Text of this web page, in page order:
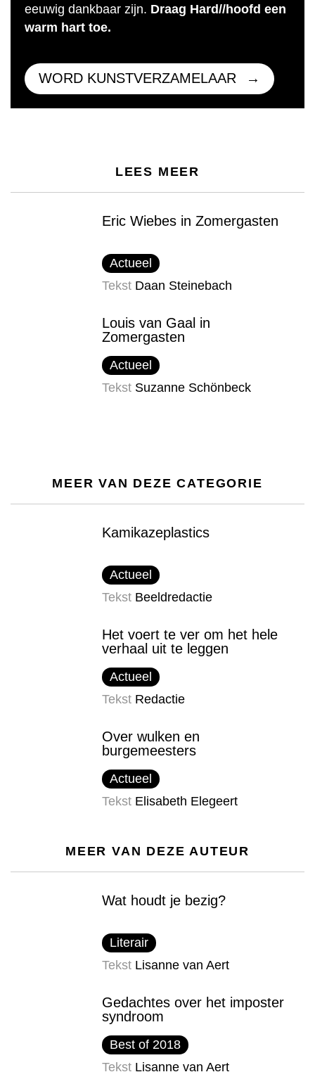
eeuwig dankbaar zijn. Draag Hard//hoofd een
warm hart toe.
WORD KUNSTVERZAMELAAR
LEES MEER
Eric Wiebes in Zomergasten
Actueel
Tekst Daan Steinebach
Louis van Gaal in
Zomergasten
Actueel
Tekst Suzanne Schönbeck
MEER VAN DEZE CATEGORIE
Kamikazeplastics
Actueel
Tekst Beeldredactie
Het voert te ver om het hele
verhaal uit te leggen
Actueel
Tekst Redactie
Over wulken en
burgemeesters
Actueel
Tekst Elisabeth Elegeert
MEER VAN DEZE AUTEUR
Wat houdt je bezig?
Literair
Tekst Lisanne van Aert
Gedachtes over het imposter​
syndroom
Best of 2018
Tekst Lisanne van Aert